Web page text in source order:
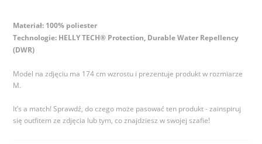
Materiał: 100% poliester
Technologie: HELLY TECH® Protection, Durable Water Repellency
(DWR)
Model na zdjęciu ma 174 cm wzrostu i prezentuje produkt w rozmiarze
M.
It’s a match! Sprawdź, do czego może pasować ten produkt - zainspiruj
się outfitem ze zdjęcia lub tym, co znajdziesz w swojej szafie!